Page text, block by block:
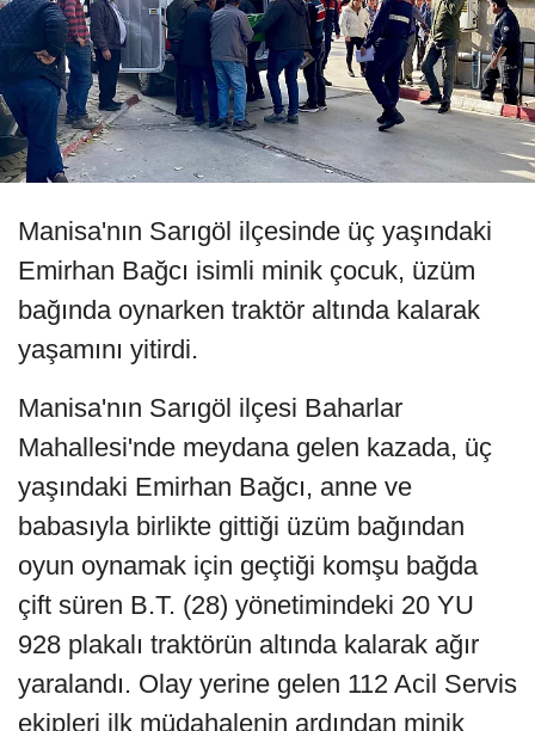
Manisa'nın Sarıgöl ilçesinde üç yaşındaki
Emirhan Bağcı isimli minik çocuk, üzüm
bağında oynarken traktör altında kalarak
yaşamını yitirdi.
Manisa'nın Sarıgöl ilçesi Baharlar
Mahallesi'nde meydana gelen kazada, üç
yaşındaki Emirhan Bağcı, anne ve
babasıyla birlikte gittiği üzüm bağından
oyun oynamak için geçtiği komşu bağda
çift süren B.T. (28) yönetimindeki 20 YU
928 plakalı traktörün altında kalarak ağır
yaralandı. Olay yerine gelen 112 Acil Servis
ekipleri ilk müdahalenin ardından minik